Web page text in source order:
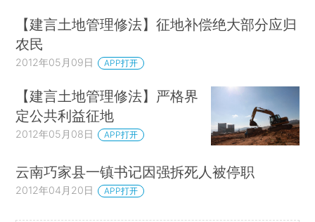
【建言土地管理修法】征地补偿绝大部分应归
农民
2012年05月09日 APP打开
【建言土地管理修法】严格界
定公共利益征地
2012年05月08日 APP打开
云南巧家县一镇书记因强拆死人被停职
2012年04月20日 APP打开